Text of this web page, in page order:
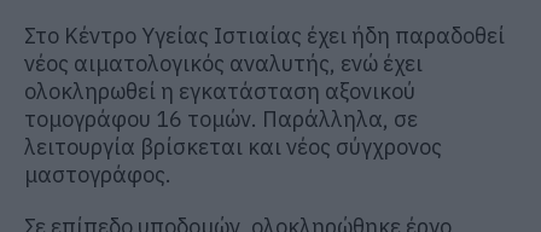
Στο Κέντρο Υγείας Ιστιαίας έχει ήδη παραδοθεί
νέος αιματολογικός αναλυτής, ενώ έχει
ολοκληρωθεί η εγκατάσταση αξονικού
τομογράφου 16 τομών. Παράλληλα, σε
λειτουργία βρίσκεται και νέος σύγχρονος
μαστογράφος.